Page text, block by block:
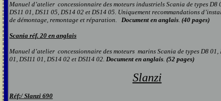
Manuel d’atelier concessionnaire des moteurs industriels Scania de types D8
DS11 01, DS11 05, DS14 02 et DS14 05. Uniquement recommandations
de démontage, remontage et réparation.
Document en anglais. (40 pages)
Scania réf. 20 en anglais
Manuel d’atelier concessionnaire des moteurs marins Scania de types D8 01,
01, DSI11 01, DS14 02 et DSI14 02. Document en anglais. (52 pages)
Slanzi
Réf:/Slanzi 690